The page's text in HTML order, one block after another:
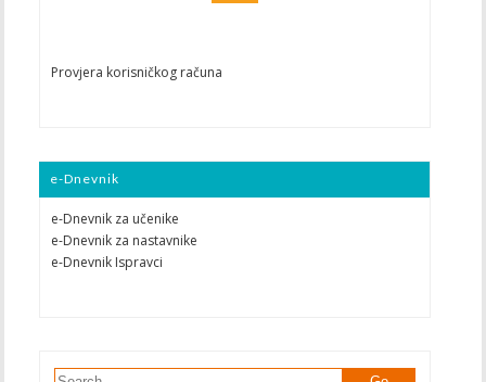
Provjera korisničkog računa
e-Dnevnik
e-Dnevnik za učenike
e-Dnevnik za nastavnike
e-Dnevnik Ispravci